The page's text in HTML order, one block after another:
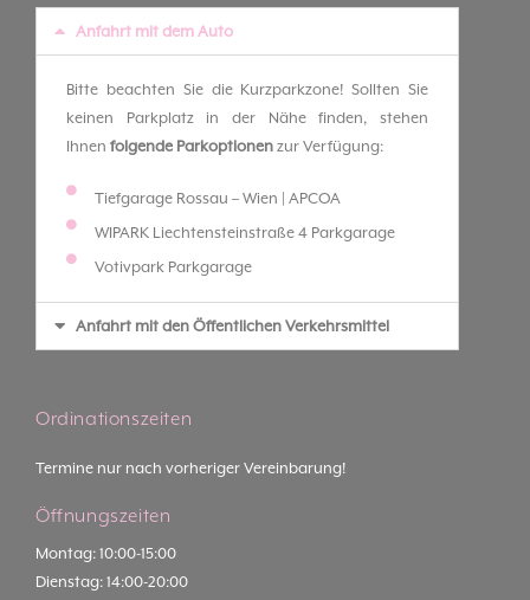
Anfahrt mit dem Auto
Bitte beachten Sie die Kurzparkzone! Sollten Sie
keinen Parkplatz in der Nähe finden, stehen
Ihnen folgende Parkoptionen zur Verfügung:
Tiefgarage Rossau – Wien | APCOA
WIPARK Liechtensteinstraße 4 Parkgarage
Votivpark Parkgarage
Anfahrt mit den Öffentlichen Verkehrsmittel
Ordinationszeiten
Termine nur nach vorheriger Vereinbarung!
Öffnungszeiten
Montag: 10:00-15:00
Dienstag: 14:00-20:00